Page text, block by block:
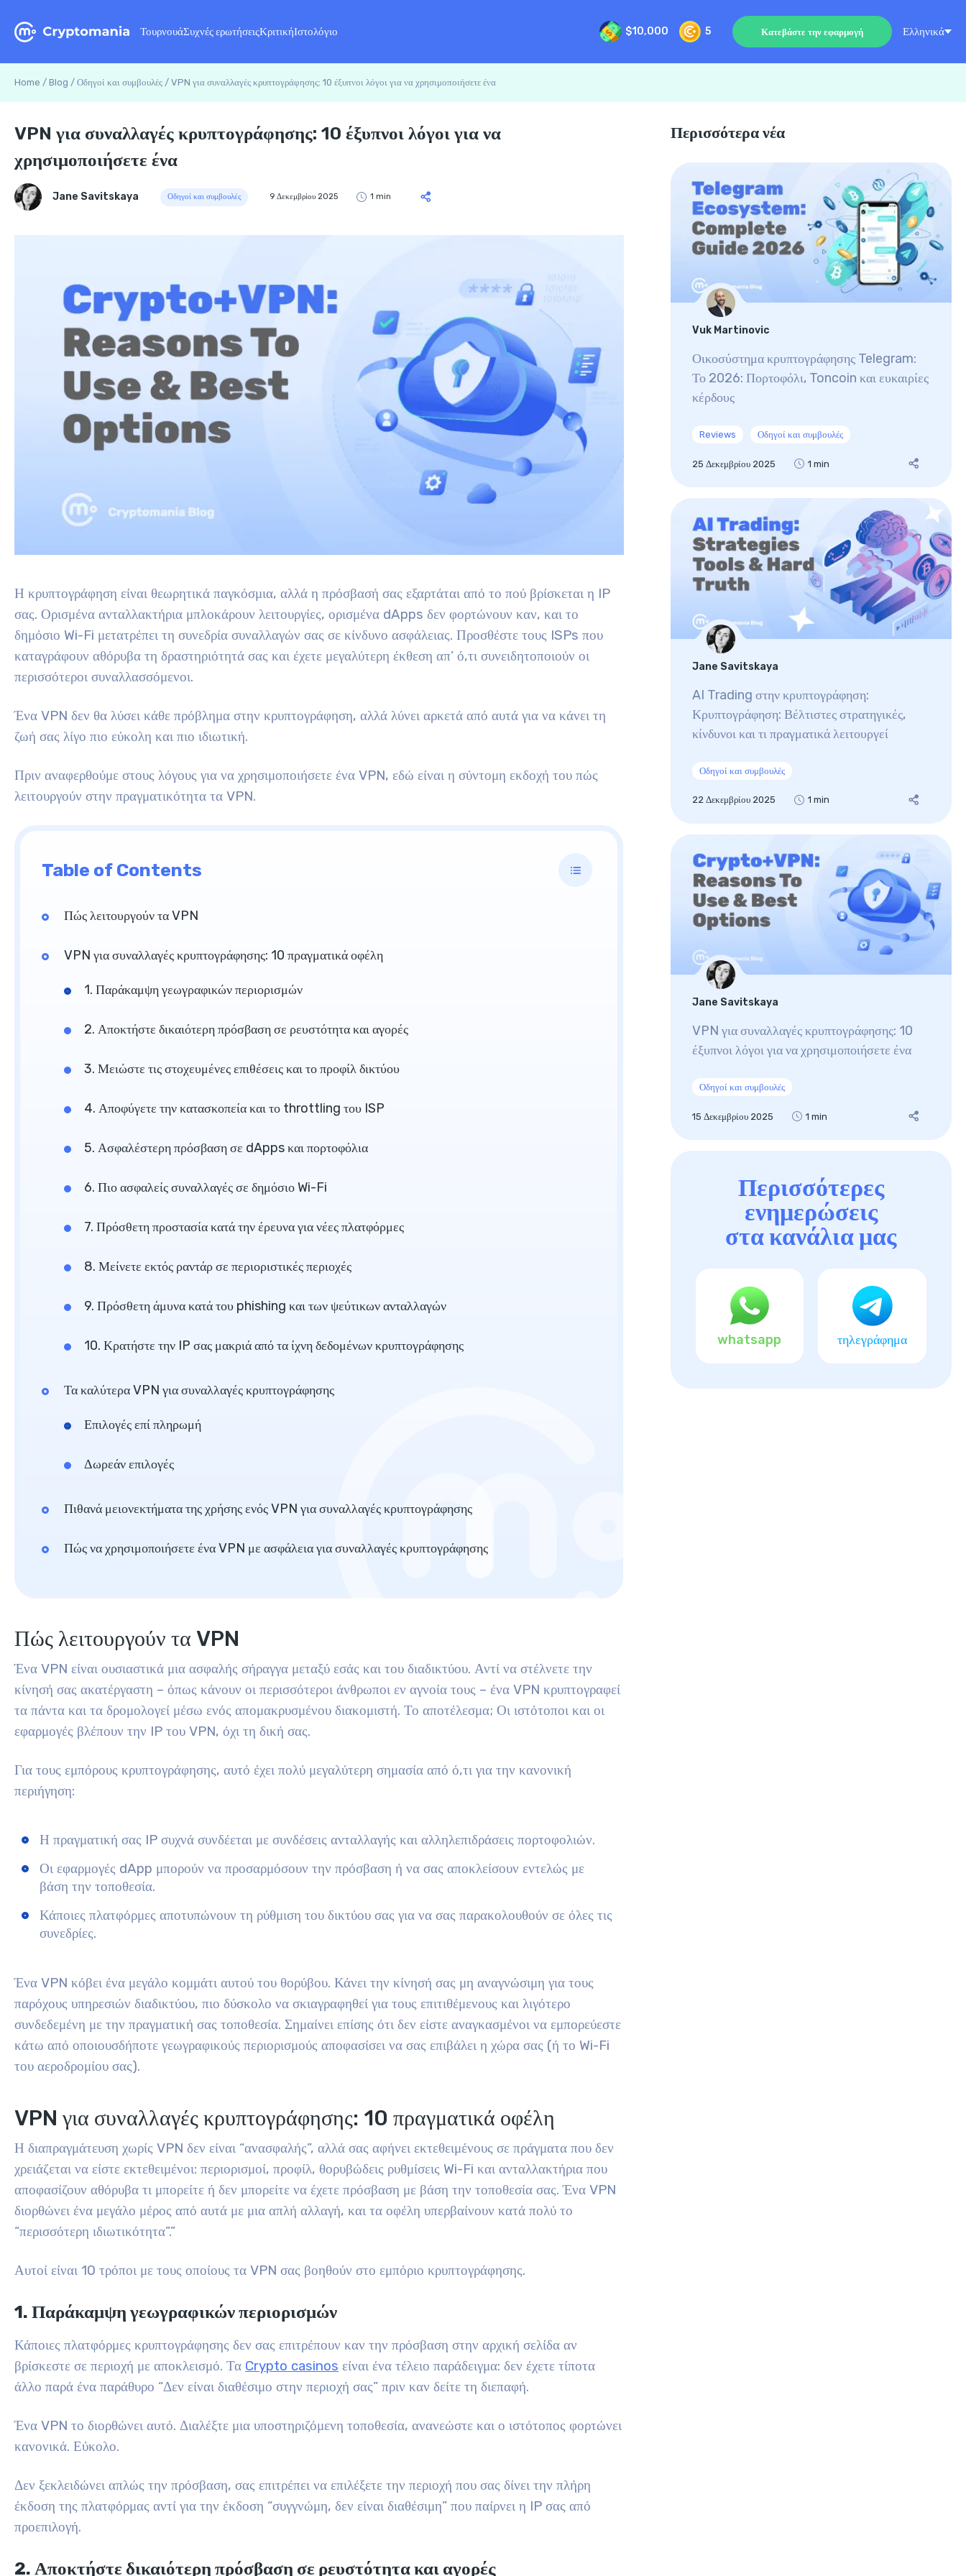
ΤουρνουάΣυχνές ερωτήσειςΚριτικήΙστολόγιο $10,000 5 Κατεβάστε την εφαρμογή Ελληνικά
Home / Blog / Οδηγοί και συμβουλές / VPN για συναλλαγές κρυπτογράφησης: 10 έξυπνοι λόγοι για να χρησιμοποιήσετε ένα
VPN για συναλλαγές κρυπτογράφησης: 10 έξυπνοι λόγοι για να
χρησιμοποιήσετε ένα
Jane Savitskaya Οδηγοί και συμβουλές 9 Δεκεμβρίου 2025 1 min
Η κρυπτογράφηση είναι θεωρητικά παγκόσμια, αλλά η πρόσβασή σας εξαρτάται από το πού βρίσκεται η IP
σας. Ορισμένα ανταλλακτήρια μπλοκάρουν λειτουργίες, ορισμένα dApps δεν φορτώνουν καν, και το
δημόσιο Wi-Fi μετατρέπει τη συνεδρία συναλλαγών σας σε κίνδυνο ασφάλειας. Προσθέστε τους ISPs που
καταγράφουν αθόρυβα τη δραστηριότητά σας και έχετε μεγαλύτερη έκθεση απ’ ό,τι συνειδητοποιούν οι
περισσότεροι συναλλασσόμενοι.
Ένα VPN δεν θα λύσει κάθε πρόβλημα στην κρυπτογράφηση, αλλά λύνει αρκετά από αυτά για να κάνει τη
ζωή σας λίγο πιο εύκολη και πιο ιδιωτική.
Πριν αναφερθούμε στους λόγους για να χρησιμοποιήσετε ένα VPN, εδώ είναι η σύντομη εκδοχή του πώς
λειτουργούν στην πραγματικότητα τα VPN.
Table of Contents
Πώς λειτουργούν τα VPN
VPN για συναλλαγές κρυπτογράφησης: 10 πραγματικά οφέλη
1. Παράκαμψη γεωγραφικών περιορισμών
2. Αποκτήστε δικαιότερη πρόσβαση σε ρευστότητα και αγορές
3. Μειώστε τις στοχευμένες επιθέσεις και το προφίλ δικτύου
4. Αποφύγετε την κατασκοπεία και το throttling του ISP
5. Ασφαλέστερη πρόσβαση σε dApps και πορτοφόλια
6. Πιο ασφαλείς συναλλαγές σε δημόσιο Wi-Fi
7. Πρόσθετη προστασία κατά την έρευνα για νέες πλατφόρμες
8. Μείνετε εκτός ραντάρ σε περιοριστικές περιοχές
9. Πρόσθετη άμυνα κατά του phishing και των ψεύτικων ανταλλαγών
10. Κρατήστε την IP σας μακριά από τα ίχνη δεδομένων κρυπτογράφησης
Τα καλύτερα VPN για συναλλαγές κρυπτογράφησης
Επιλογές επί πληρωμή
Δωρεάν επιλογές
Πιθανά μειονεκτήματα της χρήσης ενός VPN για συναλλαγές κρυπτογράφησης
Πώς να χρησιμοποιήσετε ένα VPN με ασφάλεια για συναλλαγές κρυπτογράφησης
Πώς λειτουργούν τα VPN
Ένα VPN είναι ουσιαστικά μια ασφαλής σήραγγα μεταξύ εσάς και του διαδικτύου. Αντί να στέλνετε την
κίνησή σας ακατέργαστη – όπως κάνουν οι περισσότεροι άνθρωποι εν αγνοία τους – ένα VPN κρυπτογραφεί
τα πάντα και τα δρομολογεί μέσω ενός απομακρυσμένου διακομιστή. Το αποτέλεσμα; Οι ιστότοποι και οι
εφαρμογές βλέπουν την IP του VPN, όχι τη δική σας.
Για τους εμπόρους κρυπτογράφησης, αυτό έχει πολύ μεγαλύτερη σημασία από ό,τι για την κανονική
περιήγηση:
Η πραγματική σας IP συχνά συνδέεται με συνδέσεις ανταλλαγής και αλληλεπιδράσεις πορτοφολιών.
Οι εφαρμογές dApp μπορούν να προσαρμόσουν την πρόσβαση ή να σας αποκλείσουν εντελώς με
βάση την τοποθεσία.
Κάποιες πλατφόρμες αποτυπώνουν τη ρύθμιση του δικτύου σας για να σας παρακολουθούν σε όλες τις
συνεδρίες.
Ένα VPN κόβει ένα μεγάλο κομμάτι αυτού του θορύβου. Κάνει την κίνησή σας μη αναγνώσιμη για τους
παρόχους υπηρεσιών διαδικτύου, πιο δύσκολο να σκιαγραφηθεί για τους επιτιθέμενους και λιγότερο
συνδεδεμένη με την πραγματική σας τοποθεσία. Σημαίνει επίσης ότι δεν είστε αναγκασμένοι να εμπορεύεστε
κάτω από οποιουσδήποτε γεωγραφικούς περιορισμούς αποφασίσει να σας επιβάλει η χώρα σας (ή το Wi-Fi
του αεροδρομίου σας).
VPN για συναλλαγές κρυπτογράφησης: 10 πραγματικά οφέλη
Η διαπραγμάτευση χωρίς VPN δεν είναι “ανασφαλής”, αλλά σας αφήνει εκτεθειμένους σε πράγματα που δεν
χρειάζεται να είστε εκτεθειμένοι: περιορισμοί, προφίλ, θορυβώδεις ρυθμίσεις Wi-Fi και ανταλλακτήρια που
αποφασίζουν αθόρυβα τι μπορείτε ή δεν μπορείτε να έχετε πρόσβαση με βάση την τοποθεσία σας. Ένα VPN
διορθώνει ένα μεγάλο μέρος από αυτά με μια απλή αλλαγή, και τα οφέλη υπερβαίνουν κατά πολύ το
“περισσότερη ιδιωτικότητα”.”
Αυτοί είναι 10 τρόποι με τους οποίους τα VPN σας βοηθούν στο εμπόριο κρυπτογράφησης.
1. Παράκαμψη γεωγραφικών περιορισμών
Κάποιες πλατφόρμες κρυπτογράφησης δεν σας επιτρέπουν καν την πρόσβαση στην αρχική σελίδα αν
βρίσκεστε σε περιοχή με αποκλεισμό. Τα Crypto casinos είναι ένα τέλειο παράδειγμα: δεν έχετε τίποτα
άλλο παρά ένα παράθυρο “Δεν είναι διαθέσιμο στην περιοχή σας” πριν καν δείτε τη διεπαφή.
Ένα VPN το διορθώνει αυτό. Διαλέξτε μια υποστηριζόμενη τοποθεσία, ανανεώστε και ο ιστότοπος φορτώνει
κανονικά. Εύκολο.
Δεν ξεκλειδώνει απλώς την πρόσβαση, σας επιτρέπει να επιλέξετε την περιοχή που σας δίνει την πλήρη
έκδοση της πλατφόρμας αντί για την έκδοση “συγγνώμη, δεν είναι διαθέσιμη” που παίρνει η IP σας από
προεπιλογή.
2. Αποκτήστε δικαιότερη πρόσβαση σε ρευστότητα και αγορές
Περισσότερα νέα
Vuk Martinovic
Οικοσύστημα κρυπτογράφησης Telegram:
Το 2026: Πορτοφόλι, Toncoin και ευκαιρίες
κέρδους
Reviews Οδηγοί και συμβουλές
25 Δεκεμβρίου 2025 1 min
Jane Savitskaya
AI Trading στην κρυπτογράφηση:
Κρυπτογράφηση: Βέλτιστες στρατηγικές,
κίνδυνοι και τι πραγματικά λειτουργεί
Οδηγοί και συμβουλές
22 Δεκεμβρίου 2025 1 min
Jane Savitskaya
VPN για συναλλαγές κρυπτογράφησης: 10
έξυπνοι λόγοι για να χρησιμοποιήσετε ένα
Οδηγοί και συμβουλές
15 Δεκεμβρίου 2025 1 min
Περισσότερες
ενημερώσεις
στα κανάλια μας
whatsapp τηλεγράφημα